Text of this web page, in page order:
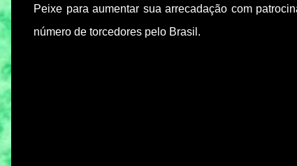
Peixe para aumentar sua arrecadação com
número de torcedores pelo Brasil.